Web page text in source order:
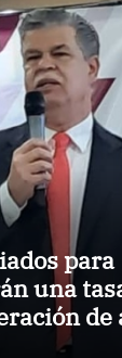
para
una
de